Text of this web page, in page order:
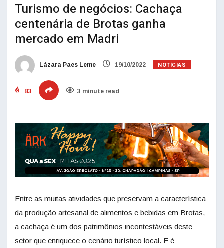
Turismo de negócios: Cachaça
centenária de Brotas ganha
mercado em Madri
Lázara Paes Leme 19/10/2022 NOTÍCIAS
83 3 minute read
Entre as muitas atividades que preservam a característica
da produção artesanal de alimentos e bebidas em Brotas,
a cachaça é um dos patrimônios incontestáveis deste
setor que enriquece o cenário turístico local. E é